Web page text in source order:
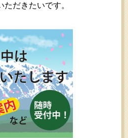
だきたいです。